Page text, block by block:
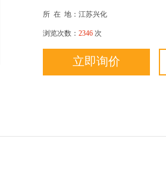
所 在 地：江苏兴化
浏览次数： 2346 次
立即询价